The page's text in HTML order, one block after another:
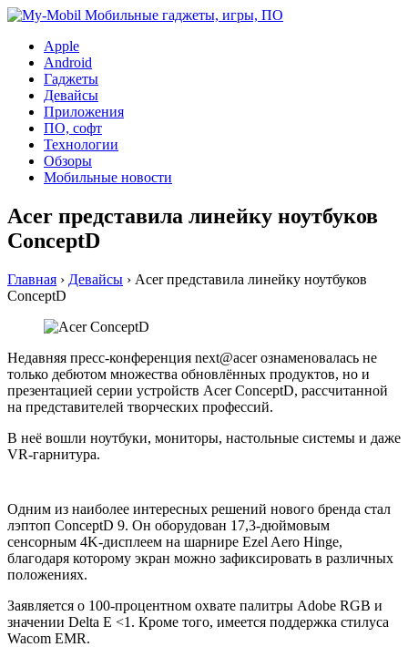
Apple
Android
Гаджеты
Девайсы
Приложения
ПО, софт
Технологии
Обзоры
Мобильные новости
Acer представила линейку ноутбуков
ConceptD
Главная › Девайсы › Acer представила линейку ноутбуков
ConceptD
Недавняя пресс-конференция next@acer ознаменовалась не
только дебютом множества обновлённых продуктов, но и
презентацией серии устройств Acer ConceptD, рассчитанной
на представителей творческих профессий.
В неё вошли ноутбуки, мониторы, настольные системы и даже
VR-гарнитура.
Одним из наиболее интересных решений нового бренда стал
лэптоп ConceptD 9. Он оборудован 17,3-дюймовым
сенсорным 4K-дисплеем на шарнире Ezel Aero Hinge,
благодаря которому экран можно зафиксировать в различных
положениях.
Заявляется о 100-процентном охвате палитры Adobe RGB и
значении Delta E <1. Кроме того, имеется поддержка стилуса
Wacom EMR.